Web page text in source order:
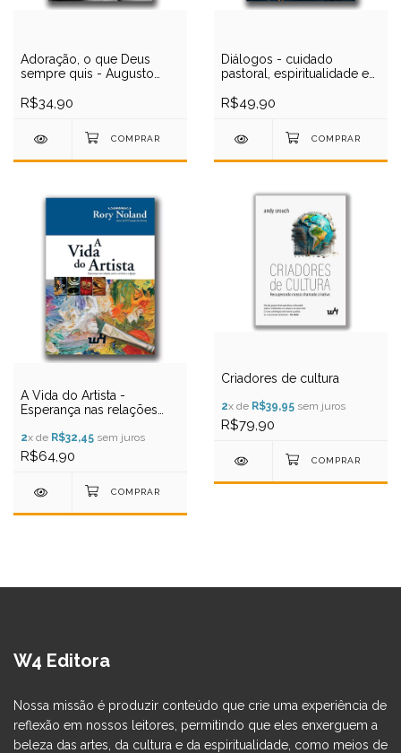
Adoração, o que Deus
sempre quis - Augusto
R$34,90
Diálogos - cuidado
pastoral, espiritualidade e
R$49,90
A Vida do Artista -
Esperança nas relações
Rory Noland
2x de R$32,45 sem juros
R$64,90
Criadores de cultura
2x de R$39,95 sem juros
R$79,90
W4 Editora
Nossa missão é produzir conteúdo que crie uma experiência de
reflexão em nossos leitores, permitindo que eles enxerguem a
beleza das artes, da cultura e da espiritualidade, como meios de